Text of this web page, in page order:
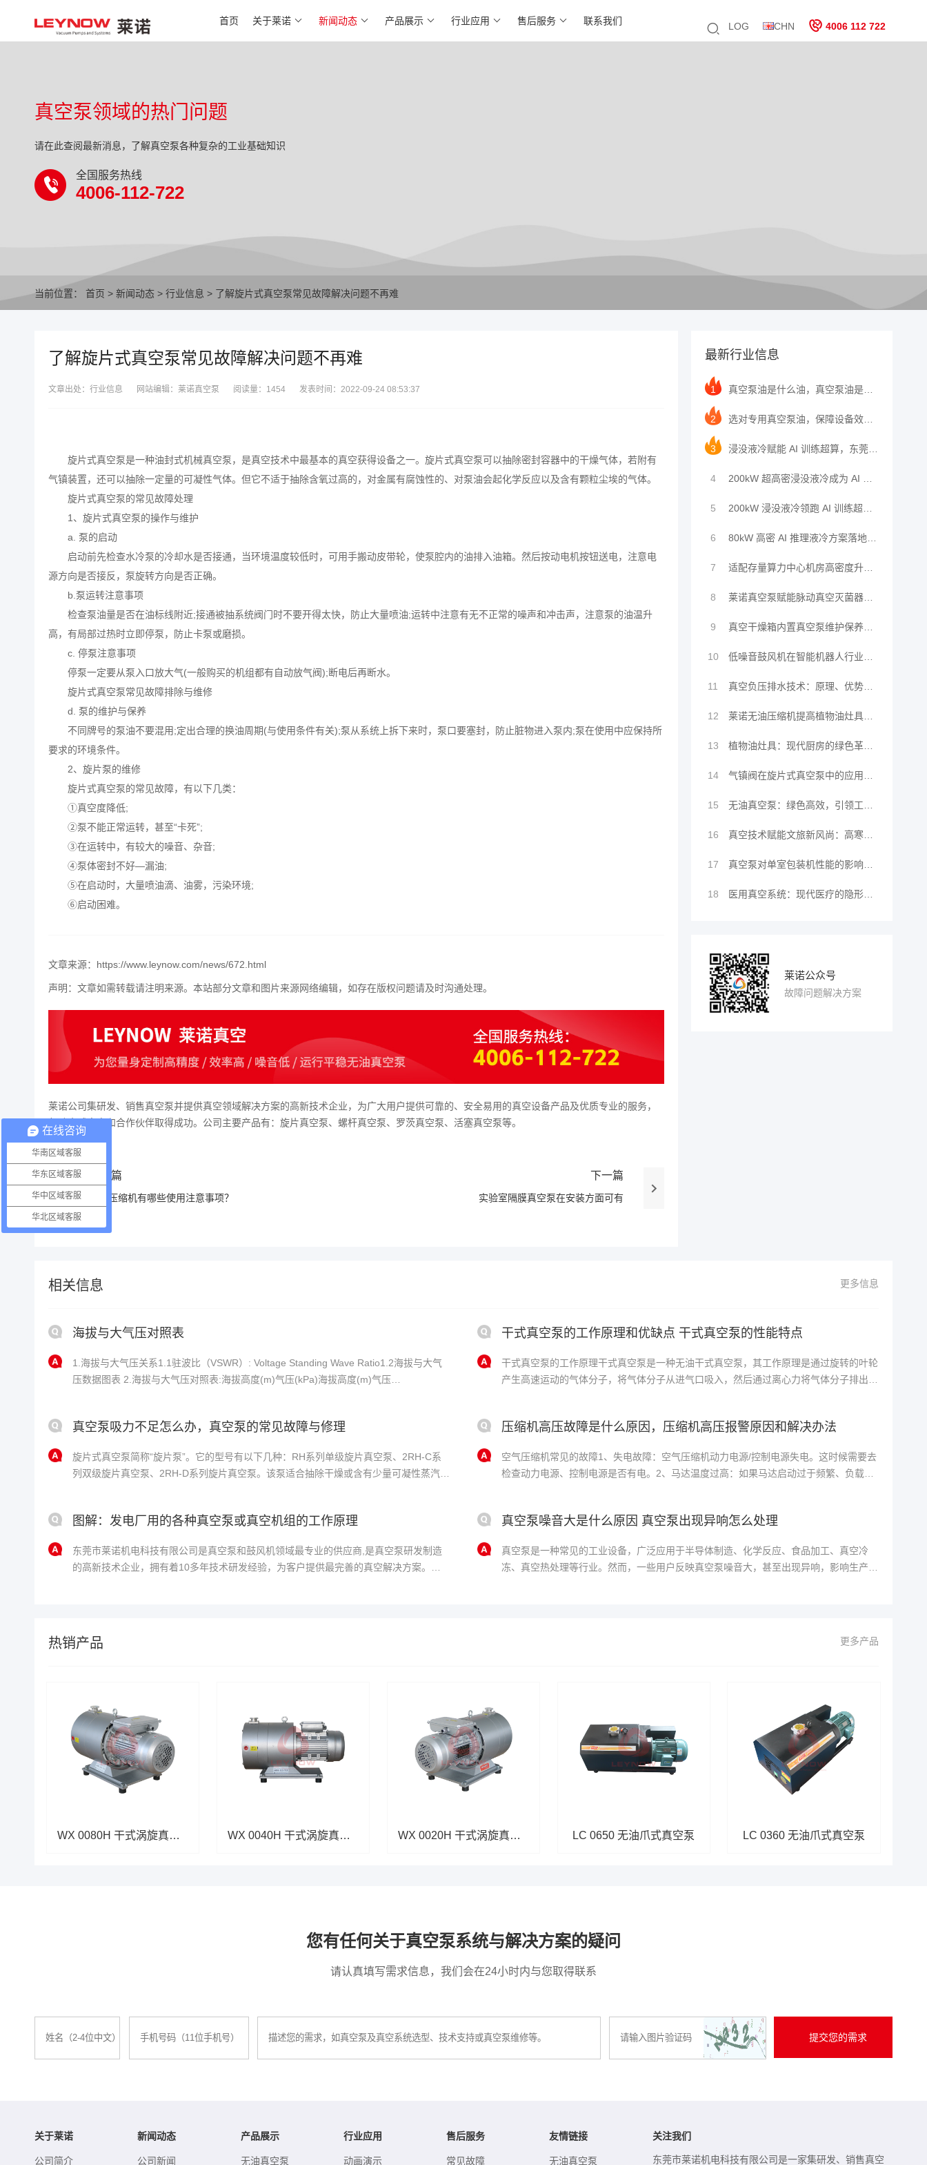
首页 关于莱诺 新闻动态 产品展示 行业应用 售后服务 联系我们 LOG CHN 4006 112 722
真空泵领域的热门问题
请在此查阅最新消息，了解真空泵各种复杂的工业基础知识
全国服务热线
4006-112-722
当前位置： 首页 > 新闻动态 > 行业信息 > 了解旋片式真空泵常见故障解决问题不再难
了解旋片式真空泵常见故障解决问题不再难
文章出处：行业信息 网站编辑：莱诺真空泵 阅读量： 1454 发表时间：2022-09-24 08:53:37
旋片式真空泵是一种油封式机械真空泵，是真空技术中最基本的真空获得设备之一。 旋片式真空泵可以抽除密封容器中的干燥气体，若附有
气镇装置，还可以抽除一定量的可凝性气体。但它不适于抽除含氧过高的，对金属有腐蚀性的、对泵油会起化学反应以及含有颗粒尘埃的气体。
旋片式真空泵的常见故障处理
1、旋片式真空泵的操作与维护
a. 泵的启动
启动前先检查水冷泵的冷却水是否接通，当环境温度较低时，可用手搬动皮带轮，使泵腔内的油排入油箱。然后按动电机按钮送电，注意电
源方向是否接反，泵旋转方向是否正确。
b.泵运转注意事项
检查泵油量是否在油标线附近;接通被抽系统阀门时不要开得太快，防止大量喷油;运转中注意有无不正常的噪声和冲击声，注意泵的油温升
高，有局部过热时立即停泵，防止卡泵或磨损。
c. 停泵注意事项
停泵一定要从泵入口放大气(一般购买的机组都有自动放气阀);断电后再断水。
旋片式真空泵常见故障排除与维修
d. 泵的维护与保养
不同牌号的泵油不要混用;定出合理的换油周期(与使用条件有关);泵从系统上拆下来时，泵口要塞封，防止脏物进入泵内;泵在使用中应保持所
要求的环境条件。
2、 旋片泵的维修
旋片式真空泵的常见故障，有以下几类：
①真空度降低;
②泵不能正常运转，甚至“卡死”;
③在运转中，有较大的噪音、杂音;
④泵体密封不好—漏油;
⑤在启动时，大量喷油滴、油雾，污染环境;
⑥启动困难。
文章来源：https://www.leynow.com/news/672.html
声明：文章如需转载请注明来源。本站部分文章和图片来源网络编辑，如存在版权问题请及时沟通处理。
莱诺公司集研发、销售真空泵并提供真空领域解决方案的高新技术企业，为广大用户提供可靠的、安全易用的真空设备产品及优质专业的服务，
帮助全球客户和合作伙伴取得成功。公司主要产品有：旋片真空泵、螺杆真空泵、罗茨真空泵、活塞真空泵等。
上一篇
空气压缩机有哪些使用注意事项？
下一篇
实验室隔膜真空泵在安装方面可有
最新行业信息
1 真空泵油是什么油，真空泵油是油封式机械真空泵专用
2 选对专用真空泵油，保障设备效能｜莱诺旋片真空泵分
3 浸没液冷赋能 AI 训练超算，东莞莱诺真空泵规范
4 200kW 超高密浸没液冷成为 AI 训练主流，
5 200kW 浸没液冷领跑 AI 训练超算 东莞莱
6 80kW 高密 AI 推理液冷方案落地！冷板浸没
7 适配存量算力中心机房高密度升级！30kW / 柜
8 莱诺真空泵赋能脉动真空灭菌器：以精准抽真空技术守
9 真空干燥箱内置真空泵维护保养全解析
10 低噪音鼓风机在智能机器人行业中的深度应用
11 真空负压排水技术：原理、优势与环保行业应用及前景
12 莱诺无油压缩机提高植物油灶具压缩机效率的方法
13 植物油灶具：现代厨房的绿色革命与莱诺压缩机的创新
14 气镇阀在旋片式真空泵中的应用与莱诺真空系统的领先
15 无油真空泵：绿色高效，引领工业新风尚
16 真空技术赋能文旅新风尚：高寒零碳旅居舱闪耀进博会
17 真空泵对单室包装机性能的影响与如何维护保养
18 医用真空系统：现代医疗的隐形守护者
莱诺公众号
故障问题解决方案
相关信息 更多信息
海拔与大气压对照表
1.海拔与大气压关系1.1驻波比（VSWR）: Voltage Standing Wave Ratio1.2海拔与大气
压数据图表 2.海拔与大气压对照表:海拔高度(m)气压(kPa)海拔高度(m)气压
干式真空泵的工作原理和优缺点 干式真空泵的性能特点
干式真空泵的工作原理干式真空泵是一种无油干式真空泵，其工作原理是通过旋转的叶轮
产生高速运动的气体分子，将气体分子从进气口吸入，然后通过离心力将气体分子排出泵
成本和维......
真空泵吸力不足怎么办，真空泵的常见故障与修理
旋片式真空泵简称“旋片泵”。它的型号有以下几种：RH系列单级旋片真空泵、2RH-C系
列双级旋片真空泵、2RH-D系列旋片真空泵。该泵适合抽除干燥或含有少量可凝性蒸汽的
泵......
压缩机高压故障是什么原因，压缩机高压报警原因和解决办法
空气压缩机常见的故障1、失电故障：空气压缩机动力电源/控制电源失电。这时候需要去
检查动力电源、控制电源是否有电。2、马达温度过高：如果马达启动过于频繁、负载过
120℃。你......
图解：发电厂用的各种真空泵或真空机组的工作原理
东莞市莱诺机电科技有限公司是真空泵和鼓风机领域最专业的供应商,是真空泵研发制造
的高新技术企业，拥有着10多年技术研发经验，为客户提供最完善的真空解决方案。欢
真空泵噪音大是什么原因 真空泵出现异响怎么处理
真空泵是一种常见的工业设备，广泛应用于半导体制造、化学反应、食品加工、真空冷
冻、真空热处理等行业。然而，一些用户反映真空泵噪音大，甚至出现异响，影响生产和
热销产品 更多产品
WX 0080H 干式涡旋真空泵 WX 0040H 干式涡旋真空泵 WX 0020H 干式涡旋真空泵 LC 0650 无油爪式真空泵 LC 0360 无油爪式真空泵
您有任何关于真空泵系统与解决方案的疑问
请认真填写需求信息，我们会在24小时内与您取得联系
关于莱诺
公司简介
新闻动态
公司新闻
产品展示
无油真空泵
行业应用
动画演示
售后服务
常见故障
友情链接
无油真空泵
关注我们
东莞市莱诺机电科技有限公司是一家集研发、销售真空
在线咨询
华南区域客服
华东区域客服
华中区域客服
华北区域客服